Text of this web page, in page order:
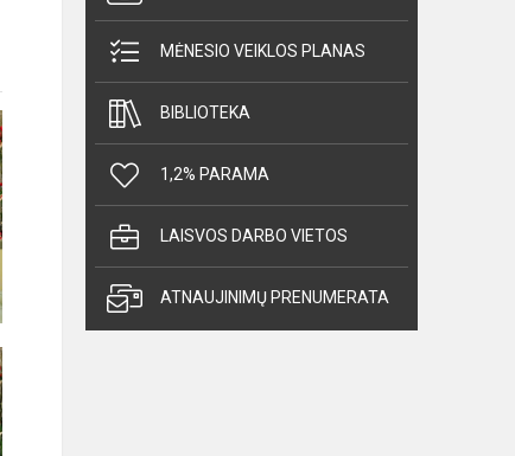
MĖNESIO VEIKLOS PLANAS
BIBLIOTEKA
1,2% PARAMA
LAISVOS DARBO VIETOS
ATNAUJINIMŲ PRENUMERATA